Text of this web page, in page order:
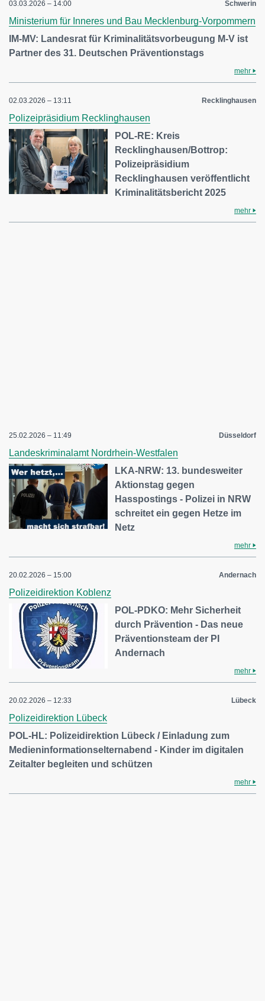
03.03.2026 – 14:00 Schwerin
Ministerium für Inneres und Bau Mecklenburg-Vorpommern
IM-MV: Landesrat für Kriminalitätsvorbeugung M-V ist
Partner des 31. Deutschen Präventionstags
mehr
02.03.2026 – 13:11 Recklinghausen
Polizeipräsidium Recklinghausen
POL-RE: Kreis
Recklinghausen/Bottrop:
Polizeipräsidium
Recklinghausen veröffentlicht
Kriminalitätsbericht 2025
mehr
25.02.2026 – 11:49 Düsseldorf
Landeskriminalamt Nordrhein-Westfalen
LKA-NRW: 13. bundesweiter
Aktionstag gegen
Hasspostings - Polizei in NRW
schreitet ein gegen Hetze im
Netz
mehr
20.02.2026 – 15:00 Andernach
Polizeidirektion Koblenz
POL-PDKO: Mehr Sicherheit
durch Prävention - Das neue
Präventionsteam der PI
Andernach
mehr
20.02.2026 – 12:33 Lübeck
Polizeidirektion Lübeck
POL-HL: Polizeidirektion Lübeck / Einladung zum
Medieninformationselternabend - Kinder im digitalen
Zeitalter begleiten und schützen
mehr